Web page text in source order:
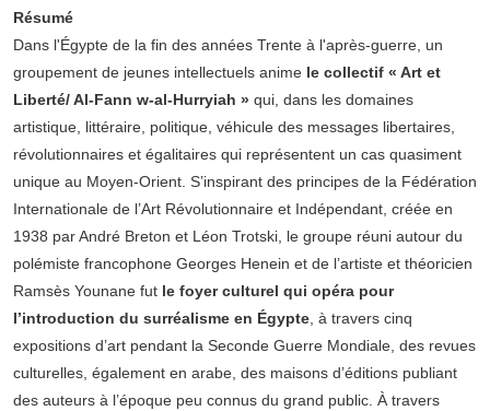
Résumé
Dans l'Égypte de la fin des années Trente à l'après-guerre, un
groupement de jeunes intellectuels anime le collectif « Art et
Liberté/ Al-Fann w-al-Hurryiah » qui, dans les domaines
artistique, littéraire, politique, véhicule des messages libertaires,
révolutionnaires et égalitaires qui représentent un cas quasiment
unique au Moyen-Orient. S’inspirant des principes de la Fédération
Internationale de l’Art Révolutionnaire et Indépendant, créée en
1938 par André Breton et Léon Trotski, le groupe réuni autour du
polémiste francophone Georges Henein et de l’artiste et théoricien
Ramsès Younane fut le foyer culturel qui opéra pour
l’introduction du surréalisme en Égypte, à travers cinq
expositions d’art pendant la Seconde Guerre Mondiale, des revues
culturelles, également en arabe, des maisons d’éditions publiant
des auteurs à l’époque peu connus du grand public. À travers